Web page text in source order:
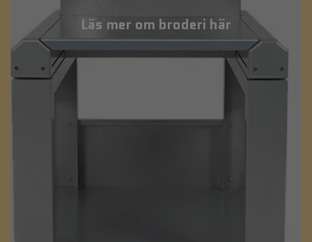
Läs mer om broderi här